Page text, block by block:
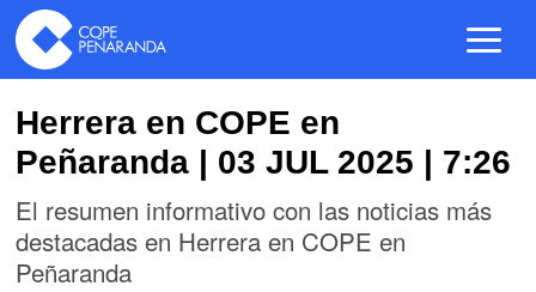
Herrera en COPE en
Peñaranda | 03 JUL 2025 | 7:26
El resumen informativo con las noticias más
destacadas en Herrera en COPE en
Peñaranda